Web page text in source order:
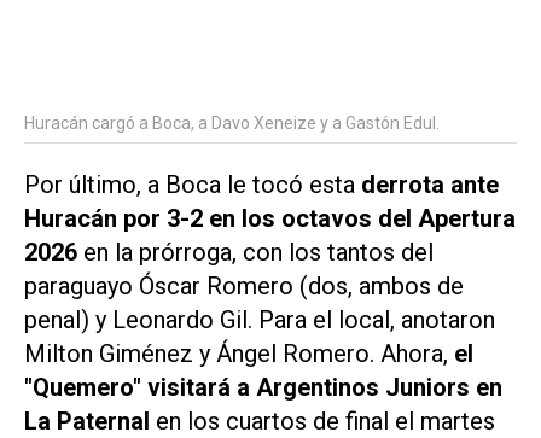
Huracán cargó a Boca, a Davo Xeneize y a Gastón Edul.
Por último, a Boca le tocó esta derrota ante
Huracán por 3-2 en los octavos del Apertura
2026 en la prórroga, con los tantos del
paraguayo Óscar Romero (dos, ambos de
penal) y Leonardo Gil. Para el local, anotaron
Milton Giménez y Ángel Romero. Ahora, el
"Quemero" visitará a Argentinos Juniors en
La Paternal en los cuartos de final el martes